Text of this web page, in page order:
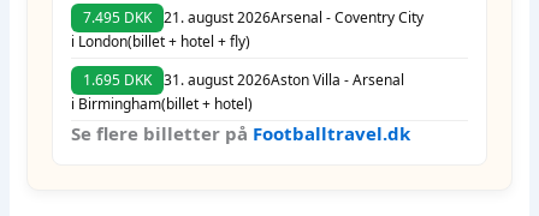
7.495 DKK 21. august 2026Arsenal - Coventry City
i London(billet + hotel + fly)
1.695 DKK 31. august 2026Aston Villa - Arsenal
i Birmingham(billet + hotel)
Se flere billetter på Footballtravel.dk